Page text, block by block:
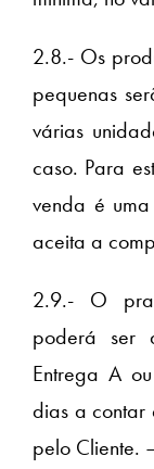
2.8.- Os
pequenas
várias
caso. Para
venda é
aceita a
2.9.- O
poderá ser
Entrega A
dias a
pelo Cliente.